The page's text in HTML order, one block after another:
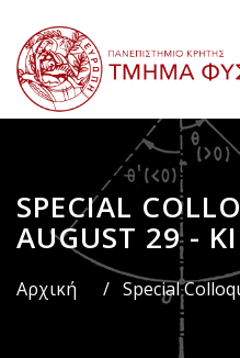
προς
το
κυρίως
περιεχόμενο
SPECIAL
AUGUST 29 -
Breadcrumb
Αρχική / Special